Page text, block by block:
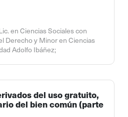
en Ciencias Sociales con
Derecho y Minor en Ciencias
Adolfo Ibáñez;
del uso gratuito,
del bien común (parte